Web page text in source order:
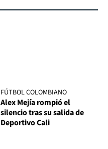
FÚTBOL COLOMBIANO
Alex Mejía rompió el
silencio tras su salida de
Deportivo Cali